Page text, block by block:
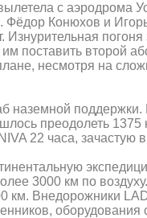
с аэродрома
Фёдор Конюхов и
Изнурительная
поставить второй
несмотря на
наземной
преодолеть
22 часа, зачастую
3000 км по
км. Внедорожники
оборудования